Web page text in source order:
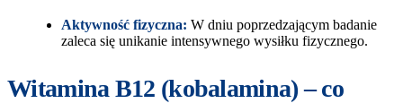
Aktywność fizyczna: W dniu poprzedzającym badanie
zaleca się unikanie intensywnego wysiłku fizycznego.
Witamina B12 (kobalamina) – co